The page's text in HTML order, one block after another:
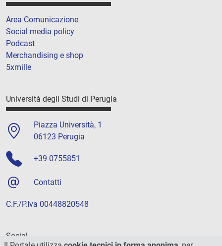
Area Comunicazione
Social media policy
Podcast
Merchandising e shop
5xmille
Università degli Studi di Perugia
Piazza Università, 1
06123 Perugia
+39 0755851
Contatti
C.F./P.Iva 00448820548
Social